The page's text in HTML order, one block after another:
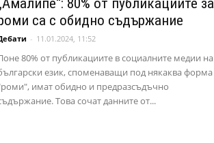
80% от публикациите за
са с обидно съдържание
- 11.01.2024, 11:52
80% от публикациите в социалните медии на
език, споменаващи под някаква форма
имат обидно и предразсъдъчно
Това сочат данните от...